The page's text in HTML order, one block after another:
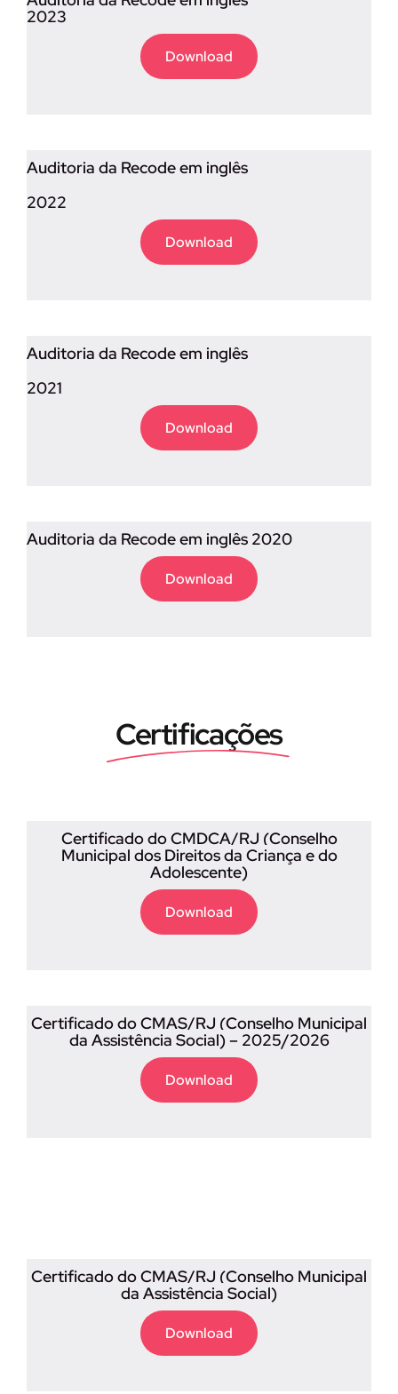
2023
Download
Auditoria da Recode em inglês
2022
Download
Auditoria da Recode em inglês
2021
Download
Auditoria da Recode em inglês 2020
Download
Certificações
Certificado do CMDCA/RJ (Conselho
Municipal dos Direitos da Criança e do
Adolescente)
Download
Certificado do CMAS/RJ (Conselho Municipal
da Assistência Social) – 2025/2026
Download
Certificado do CMAS/RJ (Conselho Municipal
da Assistência Social)
Download